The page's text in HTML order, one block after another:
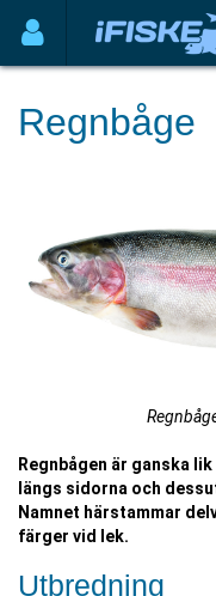
Regnbåge
Regnbågen är ganska
längs sidorna och
Namnet härstammar
färger vid lek.
Utbredning